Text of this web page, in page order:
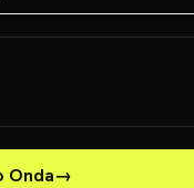
Onda→